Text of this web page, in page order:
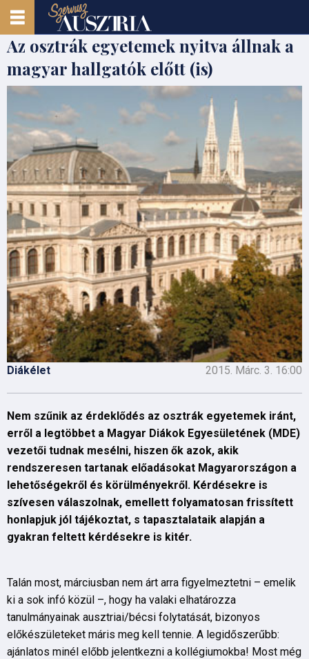
Az osztrák egyetemek nyitva állnak a
magyar hallgatók előtt (is)
Diákélet 2015. Márc. 3. 16:00
Nem szűnik az érdeklődés az osztrák egyetemek iránt,
erről a legtöbbet a Magyar Diákok Egyesületének (MDE)
vezetői tudnak mesélni, hiszen ők azok, akik
rendszeresen tartanak előadásokat Magyarországon a
lehetőségekről és körülményekről. Kérdésekre is
szívesen válaszolnak, emellett folyamatosan frissített
honlapjuk jól tájékoztat, s tapasztalataik alapján a
gyakran feltett kérdésekre is kitér.
Talán most, márciusban nem árt arra figyelmeztetni – emelik
ki a sok infó közül –, hogy ha valaki elhatározza
tanulmányainak ausztriai/bécsi folytatását, bizonyos
előkészületeket máris meg kell tennie. A legidőszerűbb:
ajánlatos minél előbb jelentkezni a kollégiumokba! Most még